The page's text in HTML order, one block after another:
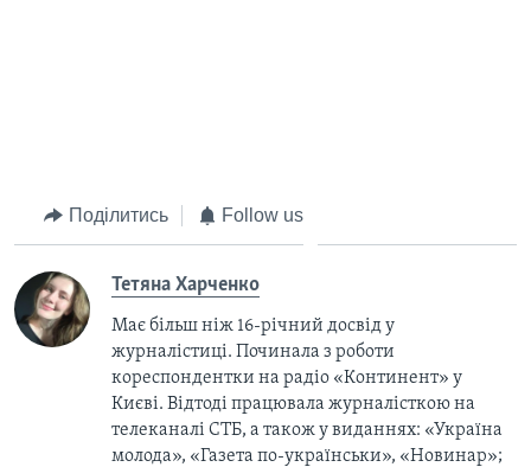
Поділитись Follow us
Тетяна Харченко
Має більш ніж 16-річний досвід у
журналістиці. Починала з роботи
кореспондентки на радіо «Континент» у
Києві. Відтоді працювала журналісткою на
телеканалі СТБ, а також у виданнях: «Україна
молода», «Газета по-українськи», «Новинар»;